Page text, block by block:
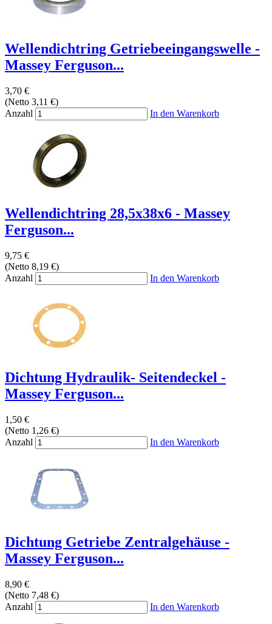
Wellendichtring Getriebeeingangswelle -
Massey Ferguson...
3,70 €
(Netto 3,11 €)
Anzahl
In den Warenkorb
Wellendichtring 28,5x38x6 - Massey
Ferguson...
9,75 €
(Netto 8,19 €)
Anzahl
In den Warenkorb
Dichtung Hydraulik- Seitendeckel -
Massey Ferguson...
1,50 €
(Netto 1,26 €)
Anzahl
In den Warenkorb
Dichtung Getriebe Zentralgehäuse -
Massey Ferguson...
8,90 €
(Netto 7,48 €)
Anzahl
In den Warenkorb